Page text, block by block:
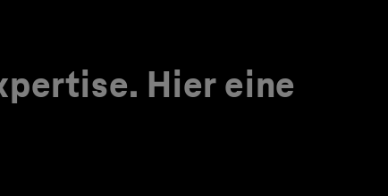
Hier eine